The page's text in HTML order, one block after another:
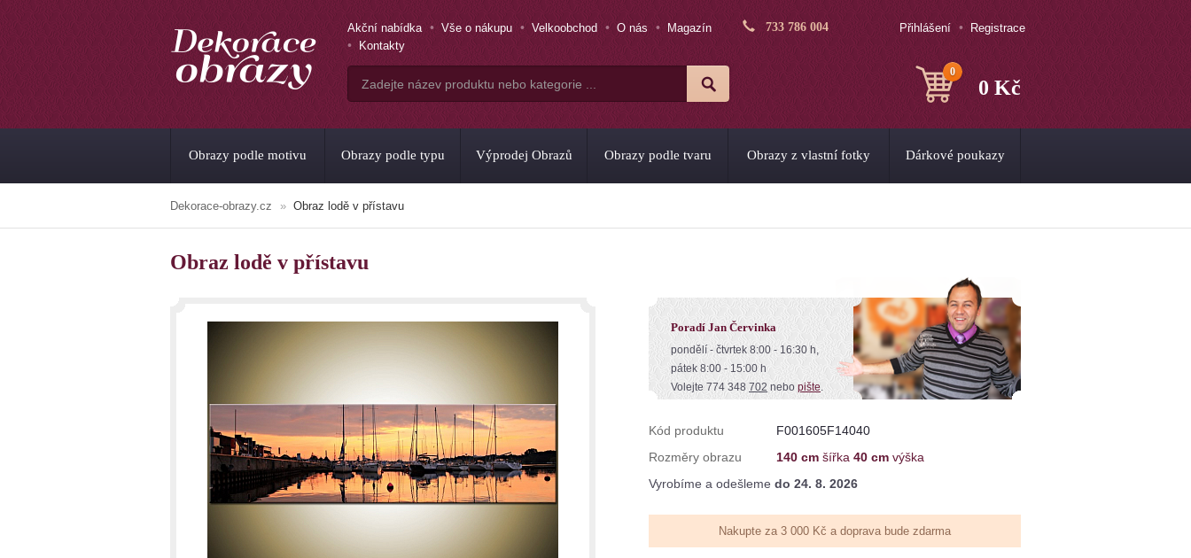
Akční nabídka Vše o nákupu Velkoobchod O nás
Magazín
Kontakty
733 786 004 Přihlášení Registrace
0 Kč
0
Obrazy podle motivu Obrazy podle typu Výprodej Obrazů Obrazy podle tvaru Obrazy z vlastní fotky Dárkové poukazy
Dekorace-obrazy.cz Obraz lodě v přístavu
Obraz lodě v přístavu
Poradí Jan Červinka
pondělí - čtvrtek 8:00 - 16:30 h,
pátek 8:00 - 15:00 h
Volejte 774 348 702 nebo pište.
Kód produktu
F001605F14040
Rozměry obrazu
140 cm šířka 40 cm výška
Vyrobíme a odešleme do 24. 8. 2026
Nakupte za 3 000 Kč a doprava bude zdarma